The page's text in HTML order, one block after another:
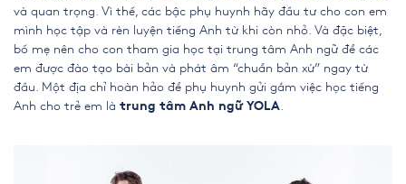
và quan trọng. Vì thế, các bậc phụ huynh hãy đầu tư cho con em
mình học tập và rèn luyện tiếng Anh từ khi còn nhỏ. Và đặc biệt,
bố mẹ nên cho con tham gia học tại trung tâm Anh ngữ để các
em được đào tạo bài bản và phát âm “chuẩn bản xứ” ngay từ
đầu. Một địa chỉ hoàn hảo để phụ huynh gửi gắm việc học tiếng
Anh cho trẻ em là trung tâm Anh ngữ YOLA